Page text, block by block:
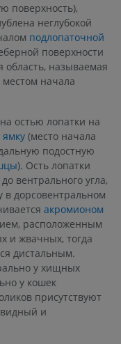
поверхность),
неглубокой
подлопаточной
поверхности
область, называемая
начала
остью лопатки на
(место начала
подостную
). Ость лопатки
вентрального угла,
в дорсовентральном
акромионом
расположенным
и жвачных, тогда
дистальным.
у хищных
у кошек
присутствуют
и